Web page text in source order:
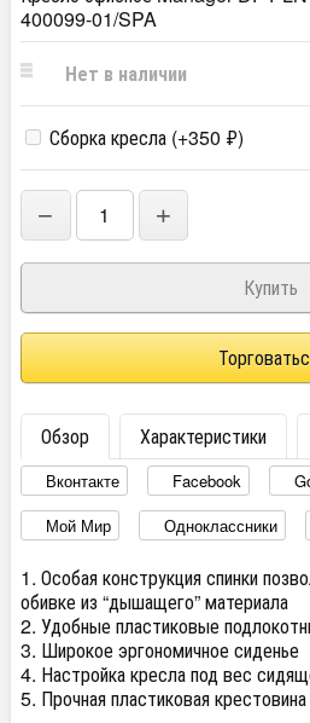
400099-01/SPA
Нет в наличии
Сборка кресла (+350 ₽)
− +
Обзор Характеристики
Вконтакте Facebook
Мой Мир
Одноклассники
1. Особая конструкция спинки
обивке из “дышащего” материала
2. Удобные пластиковые
3. Широкое эргономичное сиденье
4. Настройка кресла под вес
5. Прочная пластиковая крестовина